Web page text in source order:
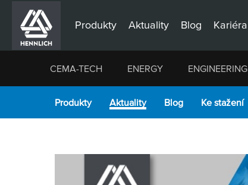
Produkty Aktuality Blog Kariéra
CEMA-TECH ENERGY ENGINEERING
Produkty Aktuality Blog Ke stažení